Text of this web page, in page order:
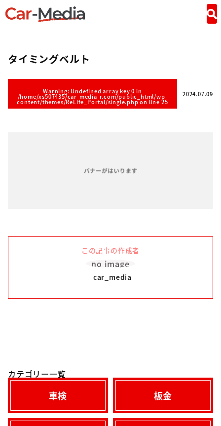
タイミングベルト
Warning: Undefined array key 0 in
/home/xs507435/car-media-r.com/public_html/wp-
content/themes/ReLife_Portal/single.phpon line 25
2024.07.09
この記事の作成者
no image
car_media
カテゴリー一覧
車検 板金